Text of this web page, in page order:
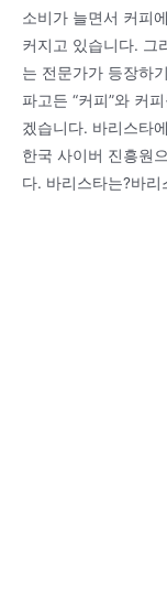
소비가 늘면서 커피
커지고 있습니다. 그
는 전문가가 등장하
파고든 “커피”와 커
겠습니다. 바리스타
한국 사이버 진흥원
다. 바리스타는?바